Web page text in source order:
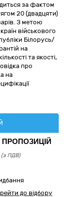
за фактом
20 (двадцяти)
З метою
військового
Білорусь/
на
та якості,
про
на
ПРОПОЗИЦІЙ
(з ПДВ)
до відбору